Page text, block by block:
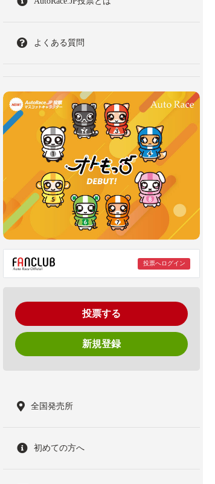
よくある質問
投票へログイン
投票する
新規登録
全国発売所
初めての方へ